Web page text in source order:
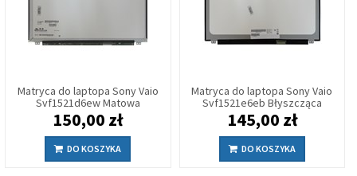
Matryca do laptopa Sony Vaio
Svf1521d6ew Matowa
150,00 zł
DO KOSZYKA
Matryca do laptopa Sony Vaio
Svf1521e6eb Błyszcząca
145,00 zł
DO KOSZYKA